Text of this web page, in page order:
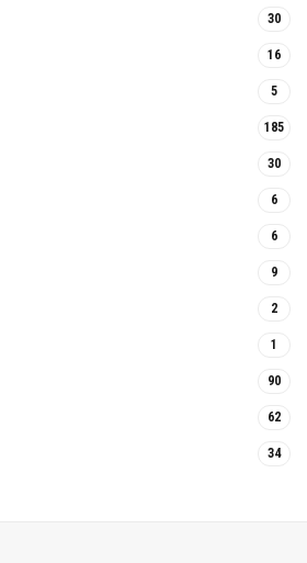
30
16
5
185
30
6
6
9
2
1
90
62
34